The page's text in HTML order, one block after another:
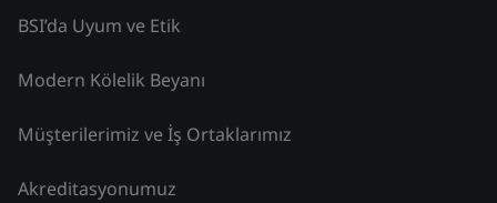
BSI’da Uyum ve Etik
Modern Kölelik Beyanı
Müşterilerimiz ve İş Ortaklarımız
Akreditasyonumuz